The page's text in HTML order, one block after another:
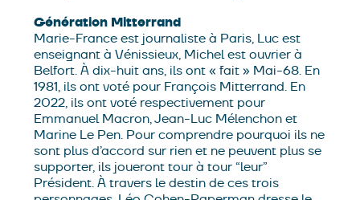
Génération Mitterrand
Marie-France est journaliste à Paris, Luc est
enseignant à Vénissieux, Michel est ouvrier à
Belfort. À dix-huit ans, ils ont « fait » Mai-68. En
1981, ils ont voté pour François Mitterrand. En
2022, ils ont voté respectivement pour
Emmanuel Macron, Jean-Luc Mélenchon et
Marine Le Pen. Pour comprendre pourquoi ils ne
sont plus d’accord sur rien et ne peuvent plus se
supporter, ils joueront tour à tour “leur”
Président. À travers le destin de ces trois